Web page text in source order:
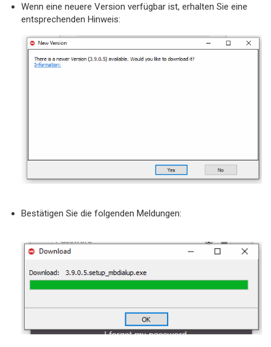
Wenn eine neuere Version verfügbar ist, erhalten Sie eine
entsprechenden Hinweis:
Bestätigen Sie die folgenden Meldungen: